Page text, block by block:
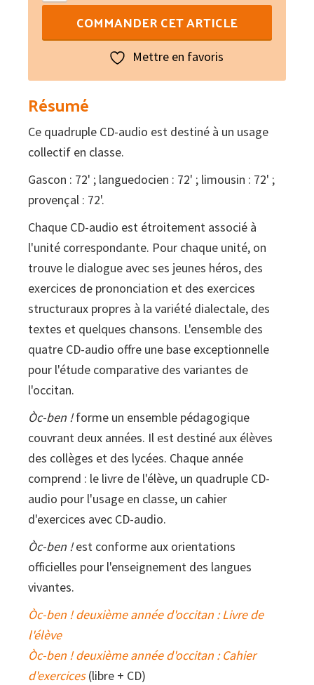
de
année
d'occitan
:
Quadruple
COMMANDER CET ARTICLE
Mettre en favoris
Résumé
Ce quadruple CD-audio est destiné à un usage
collectif en classe.
Gascon : 72' ; languedocien : 72' ; limousin : 72' ;
provençal : 72'.
Chaque CD-audio est étroitement associé à
l'unité correspondante. Pour chaque unité, on
trouve le dialogue avec ses jeunes héros, des
exercices de prononciation et des exercices
structuraux propres à la variété dialectale, des
textes et quelques chansons. L'ensemble des
quatre CD-audio offre une base exceptionnelle
pour l'étude comparative des variantes de
l'occitan.
Òc-ben !forme un ensemble pédagogique
couvrant deux années. Il est destiné aux élèves
des collèges et des lycées. Chaque année
comprend : le livre de l'élève, un quadruple CD-
audio pour l'usage en classe, un cahier
d'exercices avec CD-audio.
Òc-ben !est conforme aux orientations
officielles pour l'enseignement des langues
vivantes.
Òc-ben ! deuxième année d'occitan : Livre de
l'élève
Òc-ben ! deuxième année d'occitan : Cahier
d'exercices(libre + CD)